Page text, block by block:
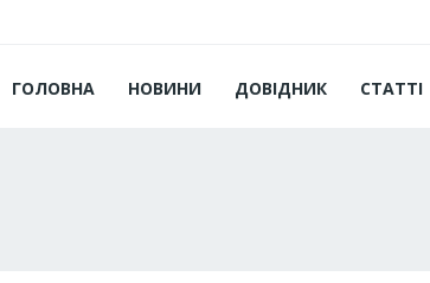
ГОЛОВНА НОВИНИ ДОВІДНИК СТАТТІ